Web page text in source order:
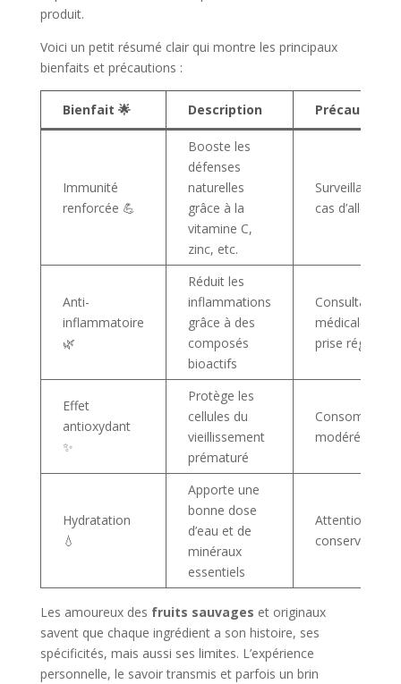
produit.
Voici un petit résumé clair qui montre les principaux
bienfaits et précautions :
Bienfait 🌟 Description Précaution 🛡️
Immunité
renforcée 💪
Booste les
défenses
naturelles
grâce à la
vitamine C,
zinc, etc.
Surveillance en
cas d’allergies
Anti-
inflammatoire
🌿
Réduit les
inflammations
grâce à des
composés
bioactifs
Consultation
médicale si
prise régulière
Effet
antioxydant
✨
Protège les
cellules du
vieillissement
prématuré
modérée
Hydratation
💧
Apporte une
bonne dose
d’eau et de
minéraux
essentiels
Attention à la
conservation
Les amoureux des fruits sauvages et originaux
savent que chaque ingrédient a son histoire, ses
spécificités, mais aussi ses limites. L’expérience
personnelle, le savoir transmis et parfois un brin